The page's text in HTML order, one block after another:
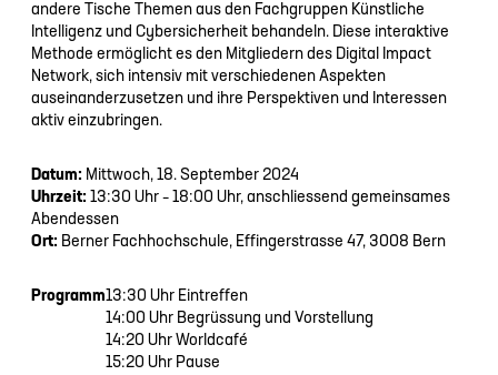
andere Tische Themen aus den Fachgruppen Künstliche
Intelligenz und Cybersicherheit behandeln. Diese interaktive
Methode ermöglicht es den Mitgliedern des Digital Impact
Network, sich intensiv mit verschiedenen Aspekten
auseinanderzusetzen und ihre Perspektiven und Interessen
aktiv einzubringen.
Datum: Mittwoch, 18. September 2024
Uhrzeit: 13:30 Uhr – 18:00 Uhr, anschliessend gemeinsames
Abendessen
Ort: Berner Fachhochschule, Effingerstrasse 47, 3008 Bern
Programm13:30 Uhr Eintreffen
14:00 Uhr Begrüssung und Vorstellung
14:20 Uhr Worldcafé
15:20 Uhr Pause